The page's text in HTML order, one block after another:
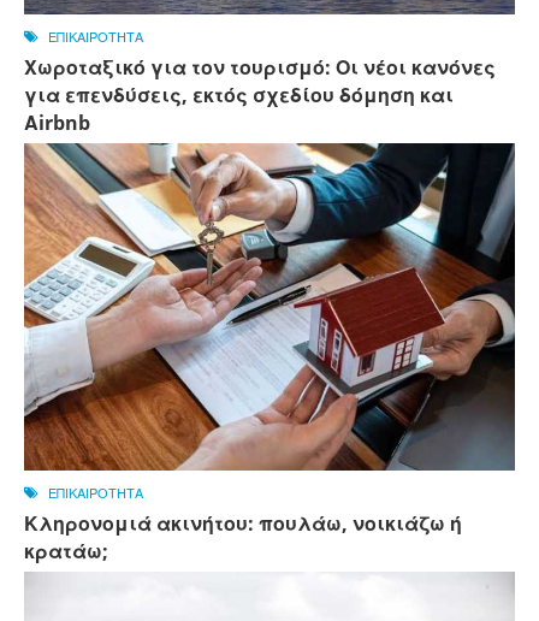
ΕΠΙΚΑΙΡΟΤΗΤΑ
Χωροταξικό για τον τουρισμό: Οι νέοι κανόνες
για επενδύσεις, εκτός σχεδίου δόμηση και
Αirbnb
ΕΠΙΚΑΙΡΟΤΗΤΑ
Κληρονομιά ακινήτου: πουλάω, νοικιάζω ή
κρατάω;